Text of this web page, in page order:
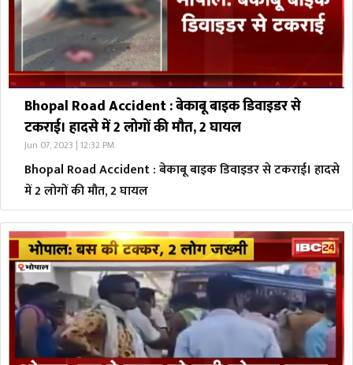
Bhopal Road Accident : बेकाबू बाइक डिवाइडर से
टकराई। हादसे में 2 लोगों की मौत, 2 घायल
Jun 07, 2023 | 12:32 PM
Bhopal Road Accident : बेकाबू बाइक डिवाइडर से टकराई। हादसे
में 2 लोगों की मौत, 2 घायल